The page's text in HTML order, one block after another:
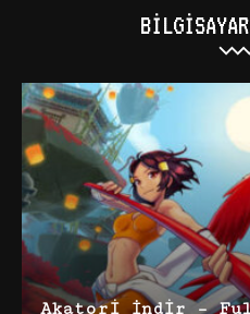
Akatori İndir – Full